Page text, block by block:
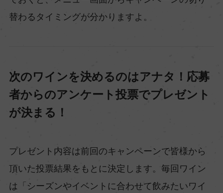
替わるタイミングが分かりますよ。
次のワインを決めるのはアナタ！応募
者からのアンケート投票でプレゼント
が決まる！
プレゼント内容は前回のキャンペーンで皆様から
頂いた投票結果をもとに決定します。毎回ワイン
は「シーズンやイベントに合わせて飲みたいワイ